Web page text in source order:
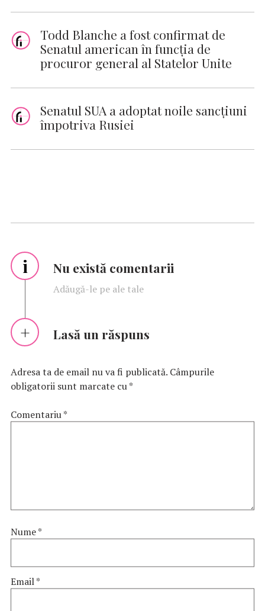
Todd Blanche a fost confirmat de
Senatul american în funcția de
procuror general al Statelor Unite
Senatul SUA a adoptat noile sancţiuni
împotriva Rusiei
i Nu există comentarii
Adăugă-le pe ale tale
Lasă un răspuns
Adresa ta de email nu va fi publicată. Câmpurile
obligatorii sunt marcate cu*
Comentariu*
Nume*
Email*